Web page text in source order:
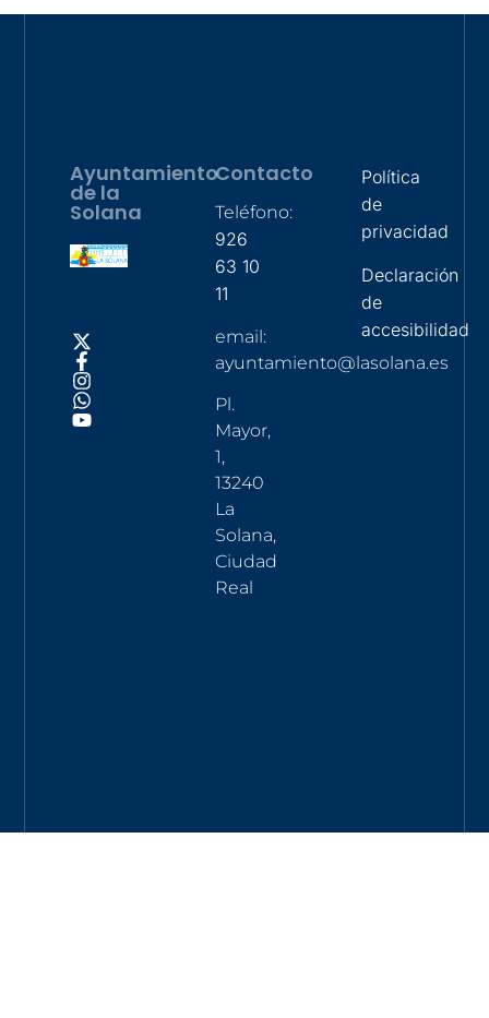
Ayuntamiento
de la
Solana
Contacto
Teléfono:
926
63 10
11
email:
ayuntamiento@lasolana.es
Pl.
Mayor,
1,
13240
La
Solana,
Ciudad
Real
Política
de
privacidad
Declaración
de
accesibilidad